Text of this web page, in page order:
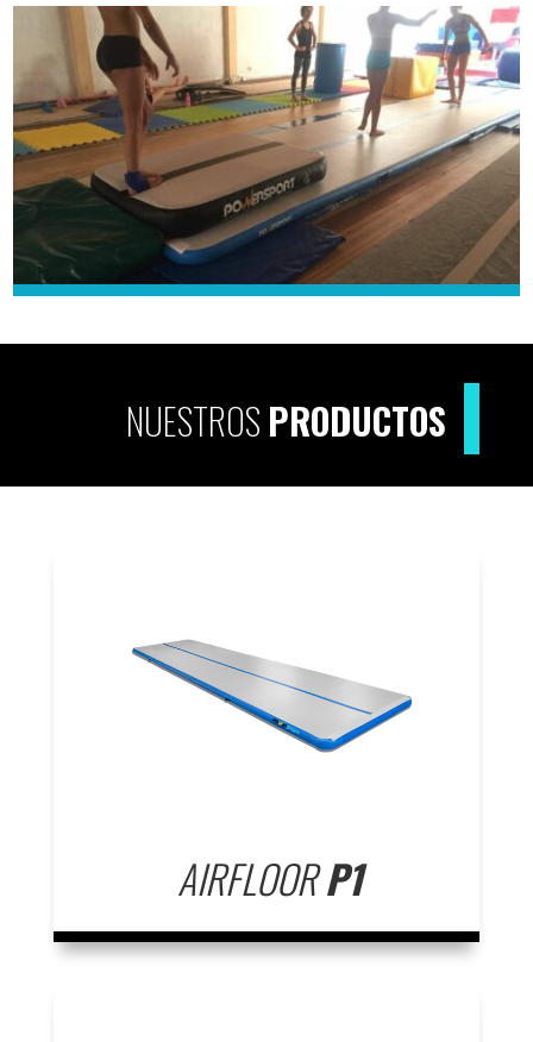
NUESTROS PRODUCTOS
AIRFLOORP1